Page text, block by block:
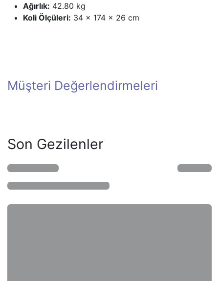
Ağırlık: 42.80 kg
Koli Ölçüleri: 34 × 174 × 26 cm
Müşteri Değerlendirmeleri
Son Gezilenler